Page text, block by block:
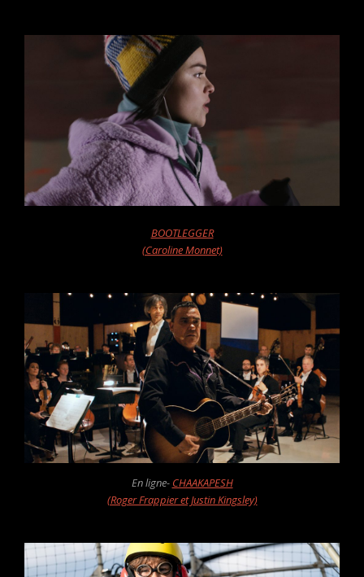
BOOTLEGGER
(Caroline Monnet)
En ligne- CHAAKAPESH
(Roger Frappier et Justin Kingsley)